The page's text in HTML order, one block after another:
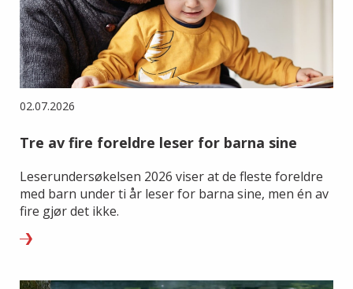
02.07.2026
Tre av fire foreldre leser for barna sine
Leserundersøkelsen 2026 viser at de fleste foreldre
med barn under ti år leser for barna sine, men én av
fire gjør det ikke.